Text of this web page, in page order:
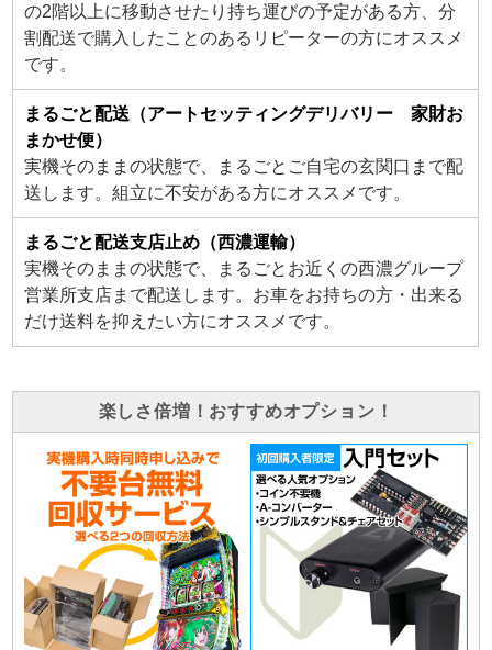
の2階以上に移動させたり持ち運びの予定がある方、分
割配送で購入したことのあるリピーターの方にオススメ
です。
まるごと配送（アートセッティングデリバリー 家財お
まかせ便）
実機そのままの状態で、まるごとご自宅の玄関口まで配
送します。組立に不安がある方にオススメです。
まるごと配送支店止め（西濃運輸）
実機そのままの状態で、まるごとお近くの西濃グループ
営業所支店まで配送します。お車をお持ちの方・出来る
だけ送料を抑えたい方にオススメです。
楽しさ倍増！おすすめオプション！